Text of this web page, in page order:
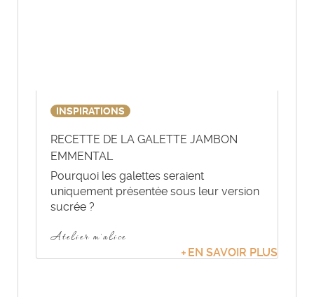
INSPIRATIONS
RECETTE DE LA GALETTE JAMBON
EMMENTAL
Pourquoi les galettes seraient
uniquement présentée sous leur version
sucrée ?
Atelier m'alice
EN SAVOIR PLUS